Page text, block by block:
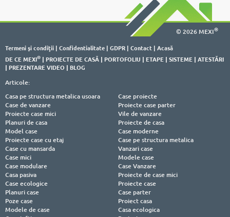
© 2026 MEXI®
Termeni şi condiţii | Confidentialitate | GDPR | Contact | Acasă
DE CE MEXI® | PROIECTE DE CASĂ | PORTOFOLIU | ETAPE | SISTEME | ATESTĂRI
| PREZENTARE VIDEO | BLOG
Articole:
Casa pe structura metalica usoara
Case de vanzare
Proiecte case mici
Planuri de casa
Model case
Proiecte case cu etaj
Case cu mansarda
Case mici
Case modulare
Casa pasiva
Case proiecte
Proiecte case parter
Vile de vanzare
Proiecte de casa
Case moderne
Case pe structura metalica
Vanzari case
Modele case
Case Vanzare
Proiecte de case mici
Case ecologice
Planuri case
Poze case
Modele de case
Proiecte case
Case parter
Proiect casa
Casa ecologica